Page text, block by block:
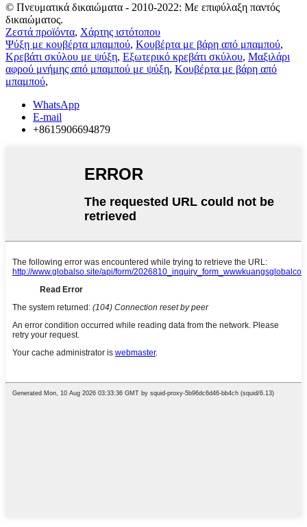
© Πνευματικά δικαιώματα - 2010-2022: Με επιφύλαξη παντός
δικαιώματος.
Ζεστά προϊόντα, Χάρτης ιστότοπου
Ψύξη με κουβέρτα μπαμπού, Κουβέρτα με βάρη από μπαμπού,
Κρεβάτι σκύλου με ψύξη, Εξωτερικό κρεβάτι σκύλου, Μαξιλάρι
αφρού μνήμης από μπαμπού με ψύξη, Κουβέρτα με βάρη από
μπαμπού,
WhatsApp
E-mail
+8615906694879